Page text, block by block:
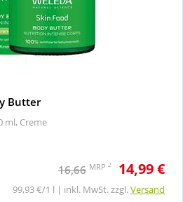
Butter
ml, Creme
16,66 MRP 2 14,99 €
99,93 €/1 l | inkl. MwSt. zzgl.Versand